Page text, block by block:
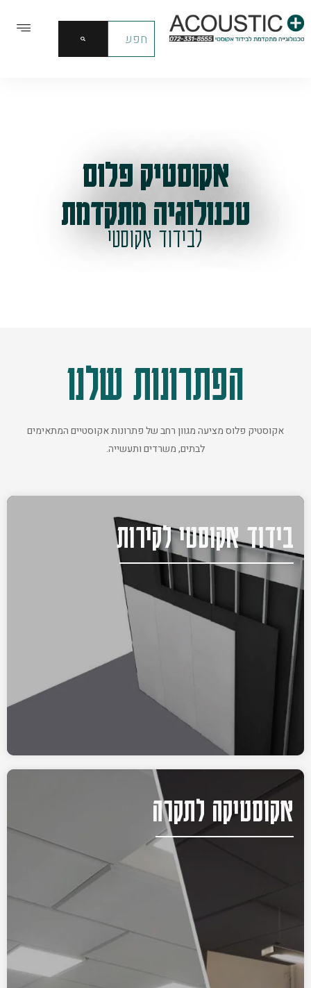
אקוסטיק פלוס
טכנולוגיה מתקדמת
לבידוד אקוסטי
הפתרונות שלנו
אקוסטיק פלוס מציעה מגוון רחב של פתרונות אקוסטיים המתאימים
לבתים, משרדים ותעשייה.
בידוד אקוסטי לקירות
אקוסטיקה לתקרה